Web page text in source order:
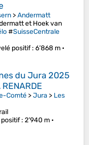
>Andermatt
et Hoek van
#SuisseCentrale
positif: 6’868 m •
du Jura 2025
Comté >Jura > Les
positif: 2’940 m •